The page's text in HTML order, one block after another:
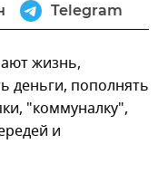
Telegram
жизнь,
деньги, пополнять
"коммуналку",
и